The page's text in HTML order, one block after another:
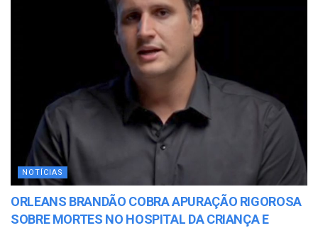
NOTÍCIAS
ORLEANS BRANDÃO COBRA APURAÇÃO RIGOROSA
SOBRE MORTES NO HOSPITAL DA CRIANÇA E